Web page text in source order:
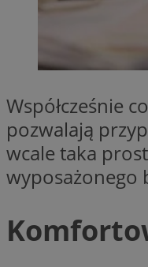
Współcześnie
pozwalają
wcale taka
wyposażonego